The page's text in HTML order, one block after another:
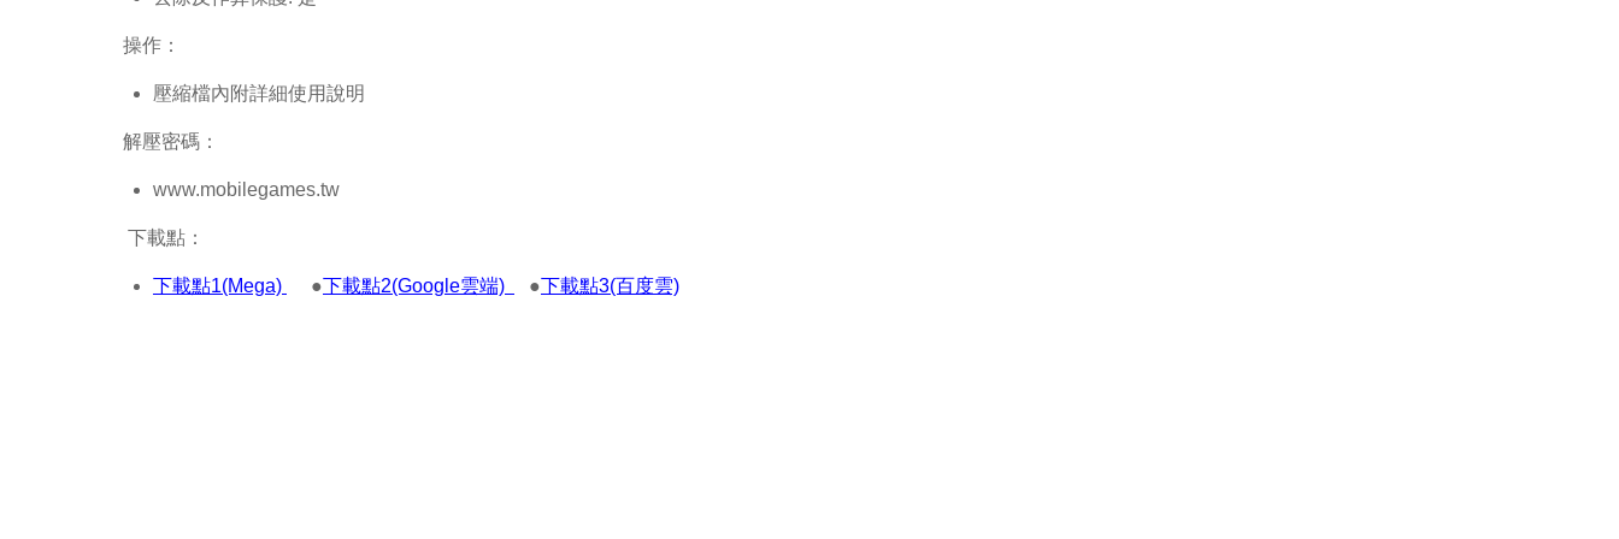
操作：
壓縮檔內附詳細使用說明
解壓密碼：
www.mobilegames.tw
下載點：
下載點1(Mega) ●下載點2(Google雲端) ●下載點3(百度雲)